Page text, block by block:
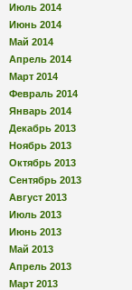
Июль 2014
Июнь 2014
Май 2014
Апрель 2014
Март 2014
Февраль 2014
Январь 2014
Декабрь 2013
Ноябрь 2013
Октябрь 2013
Сентябрь 2013
Август 2013
Июль 2013
Июнь 2013
Май 2013
Апрель 2013
Март 2013